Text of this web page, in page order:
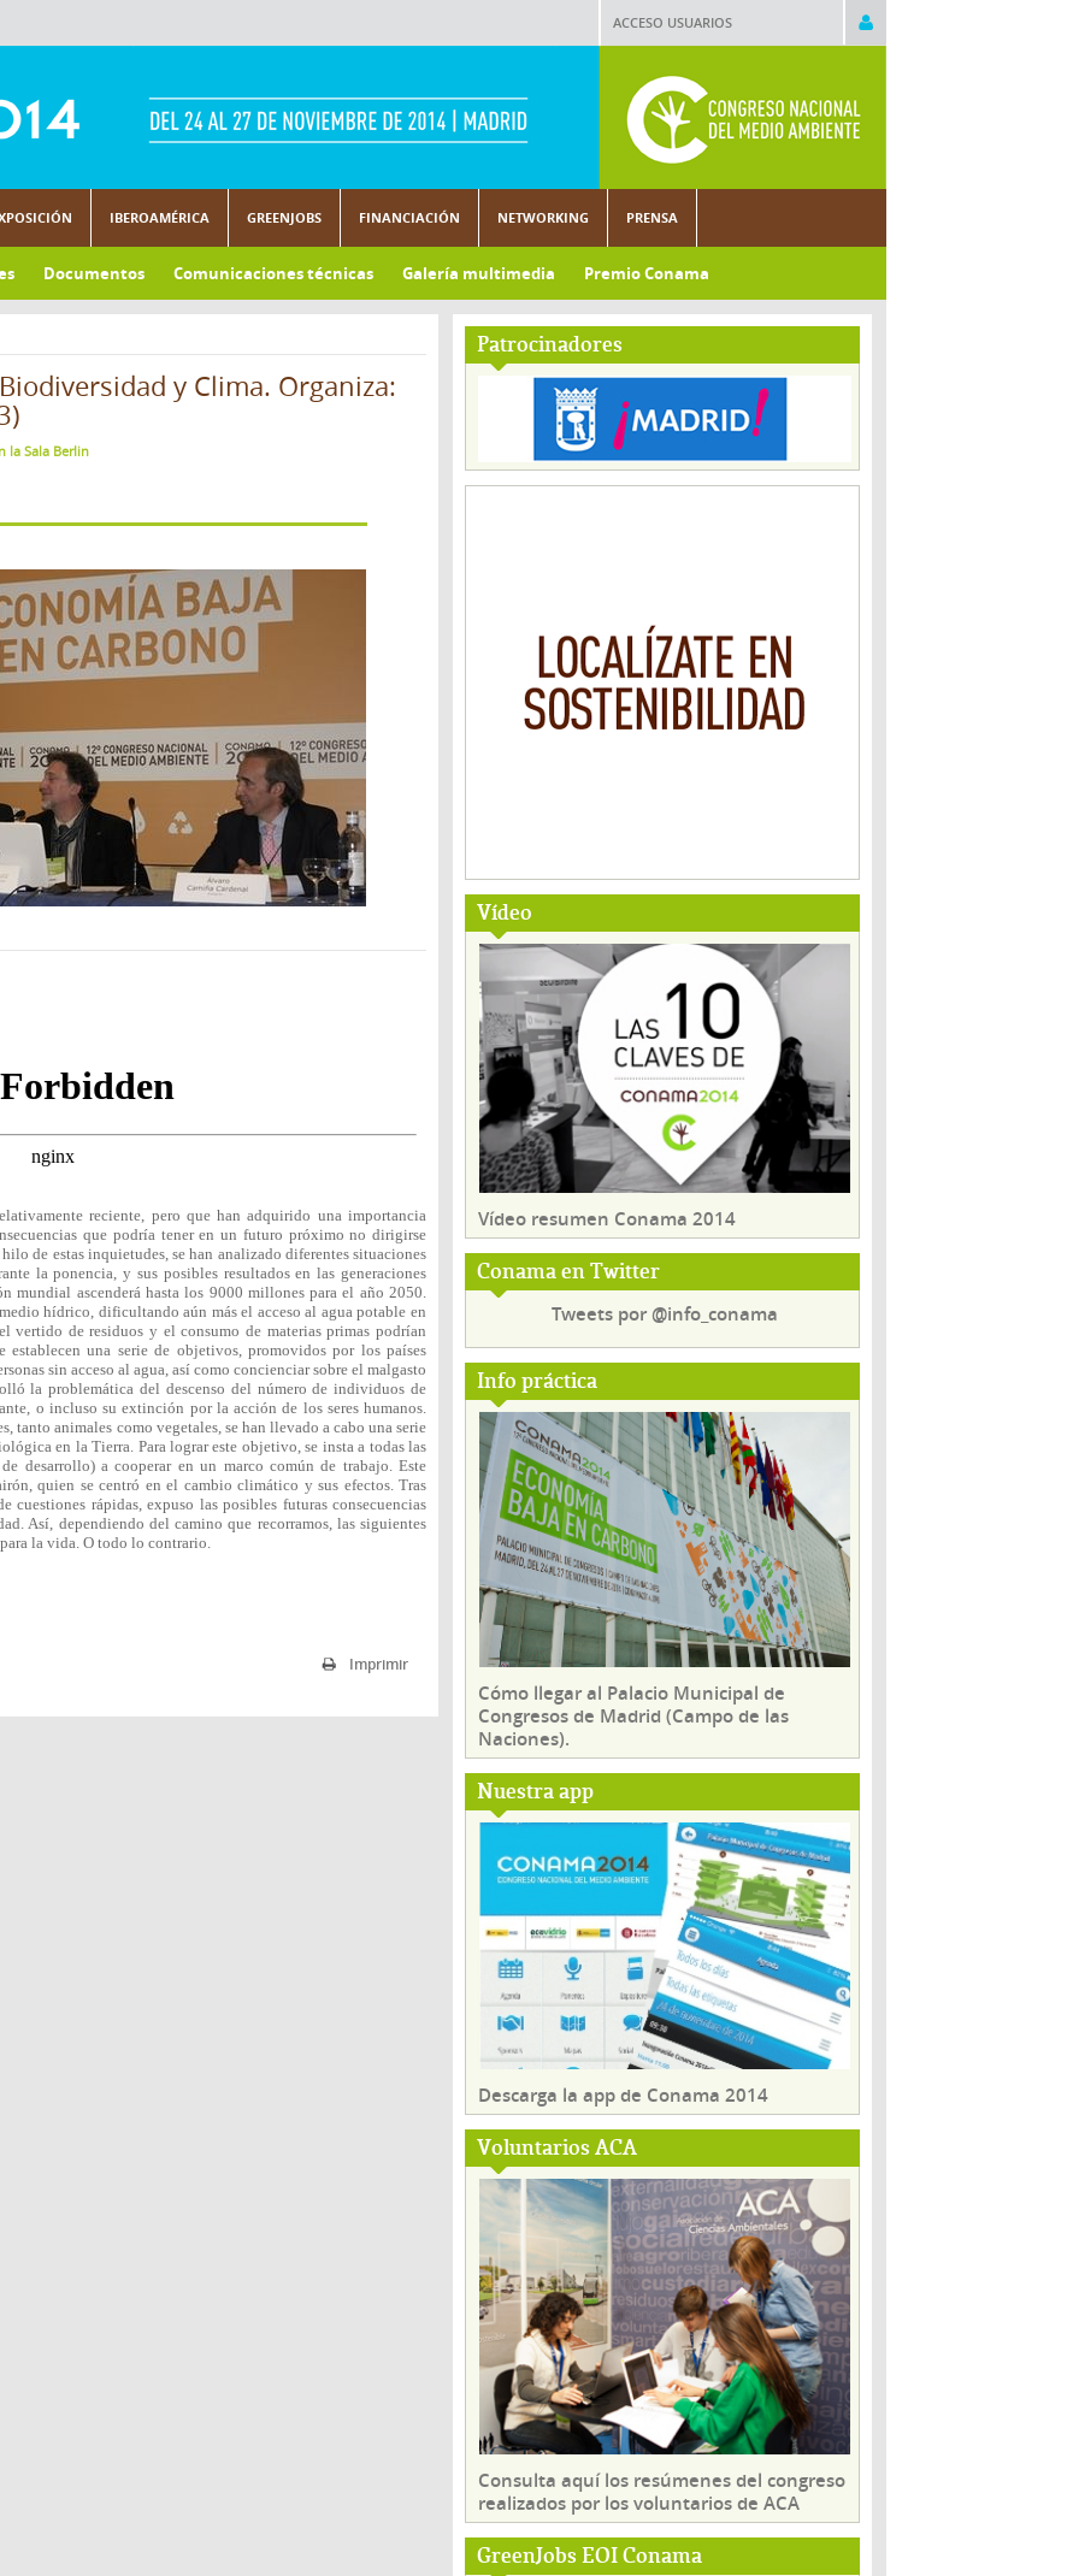
ACCESO USUARIOS
IBEROAMÉRICA GREENJOBS FINANCIACIÓN NETWORKING PRENSA
Documentos Comunicaciones técnicas Galería multimedia Premio Conama
Patrocinadores
Vídeo
Vídeo resumen Conama 2014
Conama en Twitter
Tweets por @info_conama
Info práctica
Cómo llegar al Palacio Municipal de
Congresos de Madrid (Campo de las
Naciones).
Nuestra app
Descarga la app de Conama 2014
Voluntarios ACA
Consulta aquí los resúmenes del congreso
realizados por los voluntarios de ACA
GreenJobs EOI Conama
y Clima. Organiza:
la Sala Berlin
reciente, pero que han adquirido una importancia
que podría tener en un futuro próximo no dirigirse
de estas inquietudes, se han analizado diferentes situaciones
la ponencia, y sus posibles resultados en las generaciones
mundial ascenderá hasta los 9000 millones para el año 2050.
hídrico, dificultando aún más el acceso al agua potable en
vertido de residuos y el consumo de materias primas podrían
una serie de objetivos, promovidos por los países
sin acceso al agua, así como concienciar sobre el malgasto
la problemática del descenso del número de individuos de
o incluso su extinción por la acción de los seres humanos.
tanto animales como vegetales, se han llevado a cabo una serie
en la Tierra. Para lograr este objetivo, se insta a todas las
desarrollo) a cooperar en un marco común de trabajo. Este
quien se centró en el cambio climático y sus efectos. Tras
cuestiones rápidas, expuso las posibles futuras consecuencias
Así, dependiendo del camino que recorramos, las siguientes
la vida. O todo lo contrario.
Imprimir